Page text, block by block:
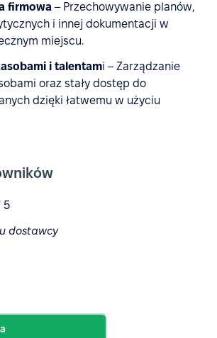
firmowa – Przechowywanie planów,
i innej dokumentacji w
miejscu.
i talentami – Zarządzanie
oraz stały dostęp do
dzięki łatwemu w użyciu
5
dostawcy